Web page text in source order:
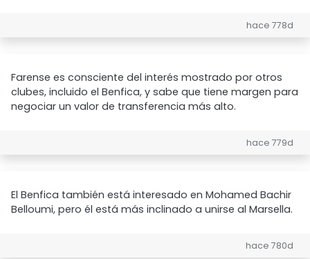
hace 778d
Farense es consciente del interés mostrado por otros
clubes, incluido el Benfica, y sabe que tiene margen para
negociar un valor de transferencia más alto.
hace 779d
El Benfica también está interesado en Mohamed Bachir
Belloumi, pero él está más inclinado a unirse al Marsella.
hace 780d